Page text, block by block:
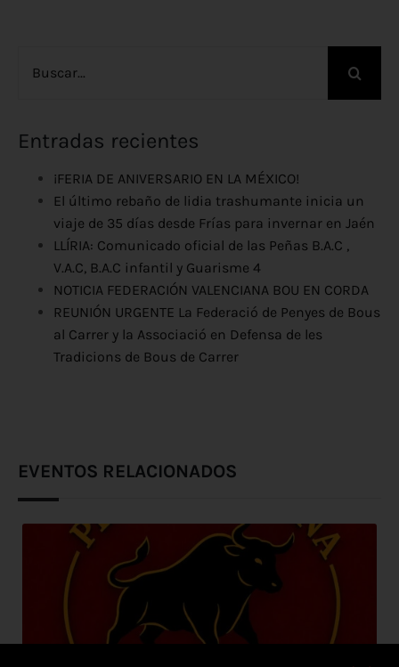
Entradas recientes
¡FERIA DE ANIVERSARIO EN LA MÉXICO!
El último rebaño de lidia trashumante inicia un
viaje de 35 días desde Frías para invernar en Jaén
LLÍRIA: Comunicado oficial de las Peñas B.A.C ,
V.A.C, B.A.C infantil y Guarisme 4
NOTICIA FEDERACIÓN VALENCIANA BOU EN CORDA
REUNIÓN URGENTE La Federació de Penyes de Bous
al Carrer y la Associació en Defensa de les
Tradicions de Bous de Carrer
EVENTOS RELACIONADOS